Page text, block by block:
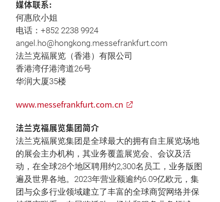
媒体联系:
何惠欣小姐
电话：+852 2238 9924
angel.ho@hongkong.messefrankfurt.com
法兰克福展览（香港）有限公司
香港湾仔港湾道26号
华润大厦35楼
www.messefrankfurt.com.cn
法兰克福展览集团简介
法兰克福展览集团是全球最大的拥有自主展览场地
的展会主办机构，其业务覆盖展览会、会议及活
动，在全球28个地区聘用约2,300名员工，业务版图
遍及世界各地。2023年营业额逾约6.09亿欧元，集
团与众多行业领域建立了丰富的全球商贸网络并保